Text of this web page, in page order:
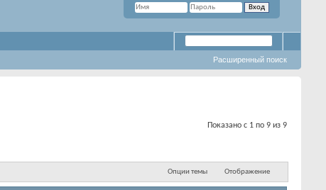
Расширенный поиск
Показано с 1 по 9 из 9
Опции темы Отображение